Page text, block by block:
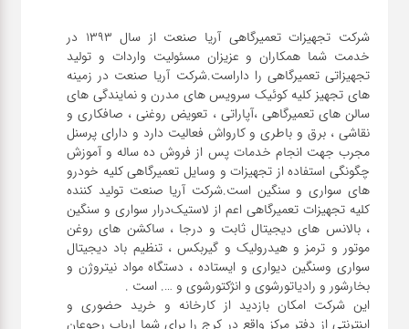
شرکت تجهیزات تعمیرگاهی آریا صنعت از سال ۱۳۹۳ در
خدمت شما همکاران و عزیزان مسئولیت واردات و تولید
تجهیزاتی تعمیرگاهی را داراست.شرکت آریا صنعت در زمینه
های تجهیز کلیه کوئیک سرویس های مدرن و نمایندگی های
سالن های تعمیرگاهی ،آپاراتی ، تعویض روغنی ، صافکاری و
نقاشی ، برق و باطری و کارواش فعالیت دارد و دارای پرسنل
مجرب جهت انجام خدمات پس از فروش ده ساله و آموزش
چگونگی استفاده از تجهیزات و وسایل تعمیرگاهی کلیه خودرو
های سواری و سنگین است.شرکت آریا صنعت تولید کننده
کلیه تجهیزات تعمیرگاهی اعم از لاستیک‌درار سواری و ‌سنگین
، بالانس های دیجیتال ثابت و درجا ، ساکشن های روغن
موتور و ترمز و هیدرولیک و گیربکس ، تنظیم باد دیجیتال
سواری و‌سنگین دیواری و ایستاده ، دستگاه مواد نیتروژن و
این شرکت امکان بازدید از کارخانه و خرید حضوری و
اینترنتی از دفتر مرکز واقع در کرج را برای شما ارباب رجوعان